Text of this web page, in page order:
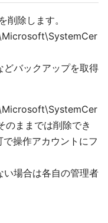
除します。
どバックアップを取得
ままでは削除でき
操作アカウントにフ
場合は各自の管理者